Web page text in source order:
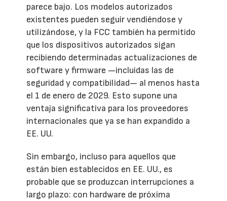
parece bajo. Los modelos autorizados
existentes pueden seguir vendiéndose y
utilizándose, y la FCC también ha permitido
que los dispositivos autorizados sigan
recibiendo determinadas actualizaciones de
software y firmware —incluidas las de
seguridad y compatibilidad— al menos hasta
el 1 de enero de 2029. Esto supone una
ventaja significativa para los proveedores
internacionales que ya se han expandido a
EE. UU.
Sin embargo, incluso para aquellos que
están bien establecidos en EE. UU., es
probable que se produzcan interrupciones a
largo plazo: con hardware de próxima